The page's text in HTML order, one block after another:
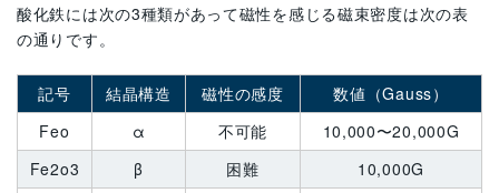
酸化鉄には次の3種類があって磁性を感じる磁束密度は次の表
の通りです。
記号 結晶構造 磁性の感度
数値（Gauss）
Feo
α 不可能
10,000〜20,000G
Fe2o3
β 困難
10,000G